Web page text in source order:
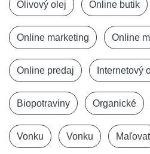
Olivový olej Online butik
Online marketing Online
Online predaj Internetový
Biopotraviny Organické
Vonku Vonku